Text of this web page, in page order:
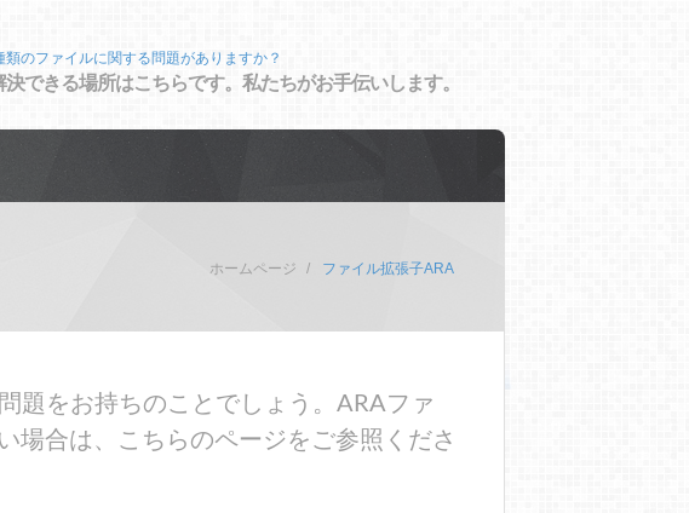
類のファイルに関する問題がありますか？
決できる場所はこちらです。私たちがお手伝いします。
ホームページ ファイル拡張子ARA
題をお持ちのことでしょう。ARAファ
場合は、こちらのページをご参照くださ